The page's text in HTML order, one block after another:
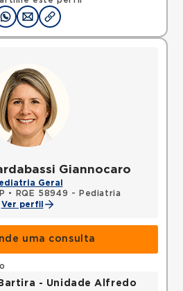
Giannocaro
Geral
•
RQE 58949 - Pediatria
Ver perfil
uma consulta
- Unidade Alfredo